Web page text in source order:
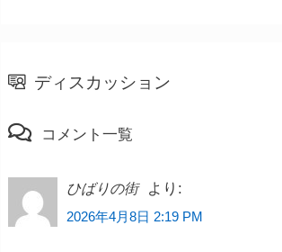
ディスカッション
コメント一覧
ひばりの街 より:
2026年4月8日 2:19 PM